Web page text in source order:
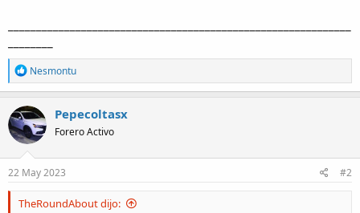
R
e
a
c
t
i
o
n
s
Nesmontu
Pepecoltasx
Forero Activo
22 May 2023 #2
TheRoundAbout dijo: